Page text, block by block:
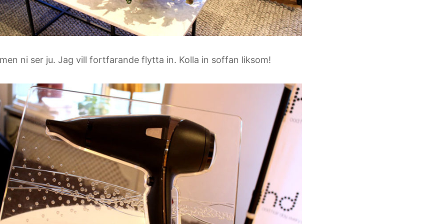
ni ser ju. Jag vill fortfarande flytta in. Kolla in soffan liksom!